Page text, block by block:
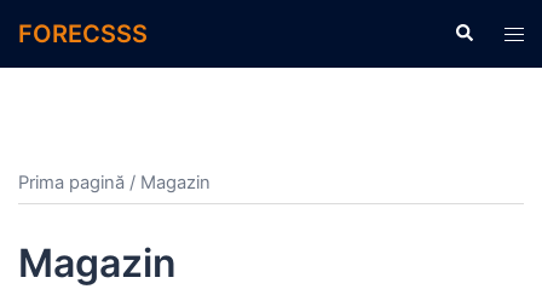
FORECSSS Caută
Prima pagină / Magazin
Magazin